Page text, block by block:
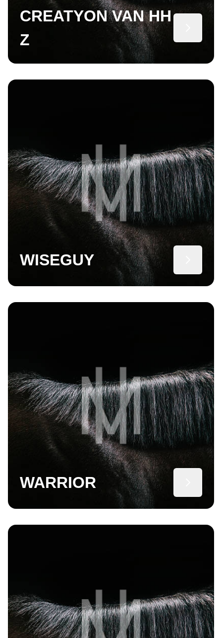
CREATYON VAN HH
Z
WISEGUY
WARRIOR